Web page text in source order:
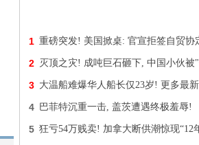
1 重磅突发! 美国掀桌: 官宣拒签自贸协
2 灭顶之灾! 成吨巨石砸下, 中国小伙被
3 大温船难爆华人船长仅23岁! 更多最
4 巴菲特沉重一击, 盖茨遭遇终极羞辱!
5 狂亏54万贱卖! 加拿大断供潮惊现“12